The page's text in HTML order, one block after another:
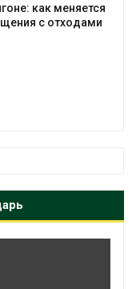
как меняется
с отходами